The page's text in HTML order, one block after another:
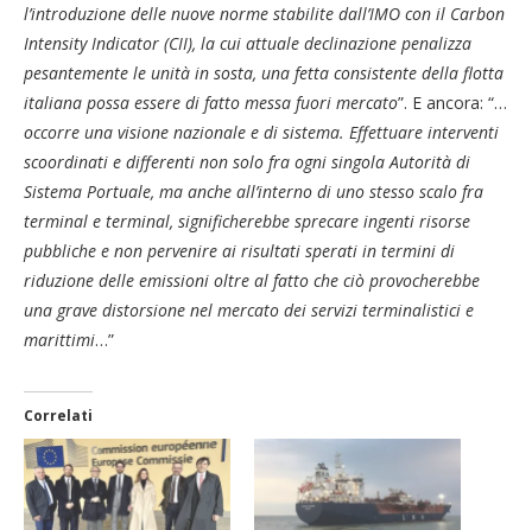
l’introduzione delle nuove norme stabilite dall’IMO con il Carbon
Intensity Indicator (CII), la cui attuale declinazione penalizza
pesantemente le unità in sosta, una fetta consistente della flotta
italiana possa essere di fatto messa fuori mercato”. E ancora: “…
occorre una visione nazionale e di sistema. Effettuare interventi
scoordinati e differenti non solo fra ogni singola Autorità di
Sistema Portuale, ma anche all’interno di uno stesso scalo fra
terminal e terminal, significherebbe sprecare ingenti risorse
pubbliche e non pervenire ai risultati sperati in termini di
riduzione delle emissioni oltre al fatto che ciò provocherebbe
una grave distorsione nel mercato dei servizi terminalistici e
marittimi…”
Correlati